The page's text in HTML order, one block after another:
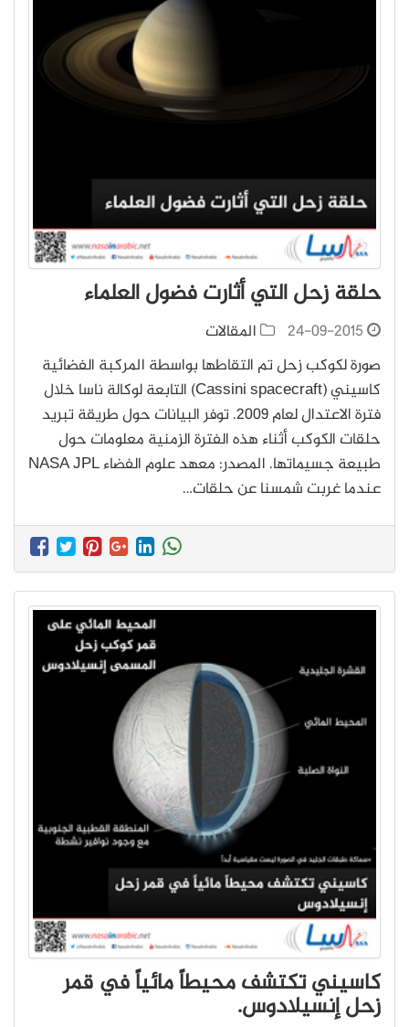
حلقة زحل التي أثارت فضول العلماء
24-09-2015
المقالات
صورة لكوكب زحل تم التقاطها بواسطة المركبة الفضائية
كاسيني (Cassini spacecraft) التابعة لوكالة ناسا خلال
فترة الاعتدال لعام 2009. توفر البيانات حول طريقة تبريد
حلقات الكوكب أثناء هذه الفترة الزمنية معلومات حول
طبيعة جسيماتها. المصدر: معهد علوم الفضاء NASA JPL
عندما غربت شمسنا عن حلقات…
كاسيني تكتشف محيطاً مائياً في قمر
زحل إنسيلادوس.